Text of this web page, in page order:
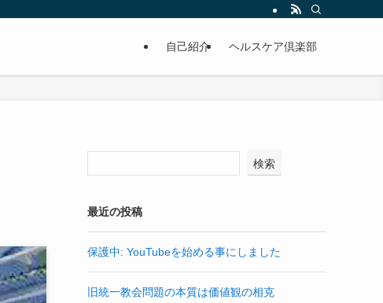
自己紹介 ヘルスケア倶楽部
検索
最近の投稿
保護中: YouTubeを始める事にしました
旧統一教会問題の本質は価値観の相克